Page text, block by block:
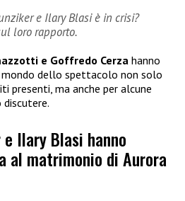
e Ilary Blasi è in crisi?
loro rapporto.
e Goffredo Cerza hanno
dello spettacolo non solo
presenti, ma anche per alcune
Ilary Blasi hanno
al matrimonio di Aurora